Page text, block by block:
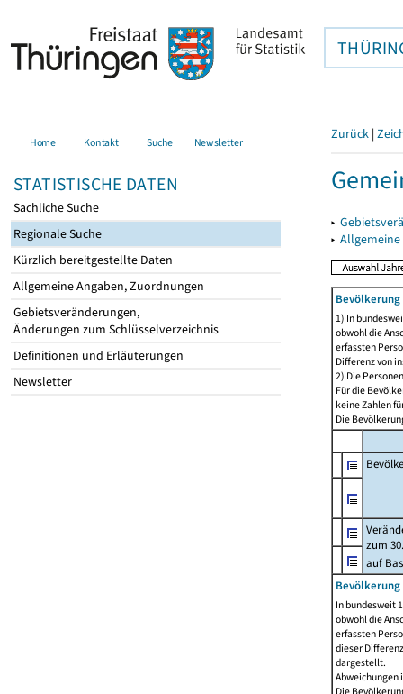
Home Kontakt Suche Newsletter
STATISTISCHE DATEN
Sachliche Suche
Regionale Suche
Kürzlich bereitgestellte Daten
Allgemeine Angaben, Zuordnungen
Gebietsveränderungen,
Änderungen zum Schlüsselverzeichnis
Definitionen und Erläuterungen
Newsletter
Zurück |
▸
▸
1) In
obwohl die
erfassten
Differenz von
2) Die
Für die
keine Zahlen
Die
zum
auf
Bevölkerung
In bundesweit
obwohl die
erfassten
dieser
dargestellt.
Abweichungen